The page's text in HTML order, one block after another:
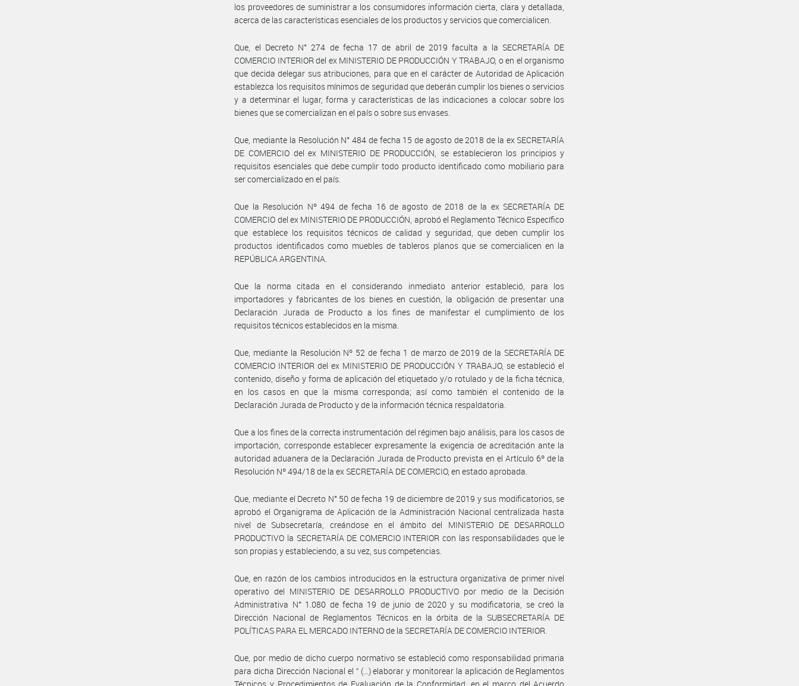
los proveedores de suministrar a los consumidores información cierta, clara y detallada,
acerca de las características esenciales de los productos y servicios que comercialicen.
Que, el Decreto N° 274 de fecha 17 de abril de 2019 faculta a la SECRETARÍA DE
COMERCIO INTERIOR del ex MINISTERIO DE PRODUCCIÓN Y TRABAJO, o en el organismo
que decida delegar sus atribuciones, para que en el carácter de Autoridad de Aplicación
establezca los requisitos mínimos de seguridad que deberán cumplir los bienes o servicios
y a determinar el lugar, forma y características de las indicaciones a colocar sobre los
bienes que se comercializan en el país o sobre sus envases.
Que, mediante la Resolución N° 484 de fecha 15 de agosto de 2018 de la ex SECRETARÍA
DE COMERCIO del ex MINISTERIO DE PRODUCCIÓN, se establecieron los principios y
requisitos esenciales que debe cumplir todo producto identificado como mobiliario para
ser comercializado en el país.
Que la Resolución Nº 494 de fecha 16 de agosto de 2018 de la ex SECRETARÍA DE
COMERCIO del ex MINISTERIO DE PRODUCCIÓN, aprobó el Reglamento Técnico Específico
que establece los requisitos técnicos de calidad y seguridad, que deben cumplir los
productos identificados como muebles de tableros planos que se comercialicen en la
REPÚBLICA ARGENTINA.
Que la norma citada en el considerando inmediato anterior estableció, para los
importadores y fabricantes de los bienes en cuestión, la obligación de presentar una
Declaración Jurada de Producto a los fines de manifestar el cumplimiento de los
requisitos técnicos establecidos en la misma.
Que, mediante la Resolución Nº 52 de fecha 1 de marzo de 2019 de la SECRETARÍA DE
COMERCIO INTERIOR del ex MINISTERIO DE PRODUCCIÓN Y TRABAJO, se estableció el
contenido, diseño y forma de aplicación del etiquetado y/o rotulado y de la ficha técnica,
en los casos en que la misma corresponda; así como también el contenido de la
Declaración Jurada de Producto y de la información técnica respaldatoria.
Que a los fines de la correcta instrumentación del régimen bajo análisis, para los casos de
importación, corresponde establecer expresamente la exigencia de acreditación ante la
autoridad aduanera de la Declaración Jurada de Producto prevista en el Artículo 6º de la
Resolución Nº 494/18 de la ex SECRETARÍA DE COMERCIO, en estado aprobada.
Que, mediante el Decreto N° 50 de fecha 19 de diciembre de 2019 y sus modificatorios, se
aprobó el Organigrama de Aplicación de la Administración Nacional centralizada hasta
nivel de Subsecretaría, creándose en el ámbito del MINISTERIO DE DESARROLLO
PRODUCTIVO la SECRETARÍA DE COMERCIO INTERIOR con las responsabilidades que le
son propias y estableciendo, a su vez, sus competencias.
Que, en razón de los cambios introducidos en la estructura organizativa de primer nivel
operativo del MINISTERIO DE DESARROLLO PRODUCTIVO por medio de la Decisión
Administrativa N° 1.080 de fecha 19 de junio de 2020 y su modificatoria, se creó la
Dirección Nacional de Reglamentos Técnicos en la órbita de la SUBSECRETARÍA DE
POLÍTICAS PARA EL MERCADO INTERNO de la SECRETARÍA DE COMERCIO INTERIOR.
Que, por medio de dicho cuerpo normativo se estableció como responsabilidad primaria
para dicha Dirección Nacional el “ (...) elaborar y monitorear la aplicación de Reglamentos